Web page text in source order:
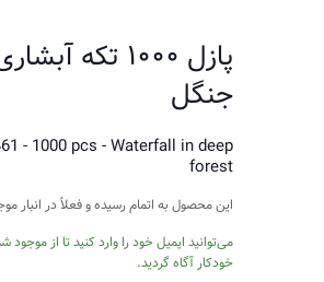
پازل ۱۰۰۰ تکه
جنگل
- 1000 pcs - Waterfall in deep
forest
این محصول به اتمام رسیده و فعلاً در انبار
می‌توانید ایمیل خود را وارد کنید تا از
خودکار آگاه گردید.